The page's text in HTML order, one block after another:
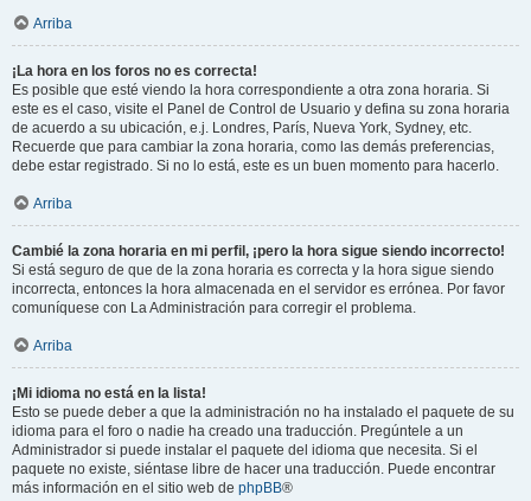
Arriba
¡La hora en los foros no es correcta!
Es posible que esté viendo la hora correspondiente a otra zona horaria. Si
este es el caso, visite el Panel de Control de Usuario y defina su zona horaria
de acuerdo a su ubicación, e.j. Londres, París, Nueva York, Sydney, etc.
Recuerde que para cambiar la zona horaria, como las demás preferencias,
debe estar registrado. Si no lo está, este es un buen momento para hacerlo.
Arriba
Cambié la zona horaria en mi perfil, ¡pero la hora sigue siendo incorrecto!
Si está seguro de que de la zona horaria es correcta y la hora sigue siendo
incorrecta, entonces la hora almacenada en el servidor es errónea. Por favor
comuníquese con La Administración para corregir el problema.
Arriba
¡Mi idioma no está en la lista!
Esto se puede deber a que la administración no ha instalado el paquete de su
idioma para el foro o nadie ha creado una traducción. Pregúntele a un
Administrador si puede instalar el paquete del idioma que necesita. Si el
paquete no existe, siéntase libre de hacer una traducción. Puede encontrar
más información en el sitio web de phpBB®